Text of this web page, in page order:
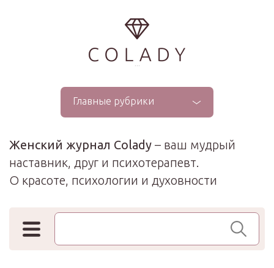
...
Главные рубрики
Женский журнал Colady – ваш мудрый
наставник, друг и психотерапевт.
О красоте, психологии и духовности
Поиск по сайту